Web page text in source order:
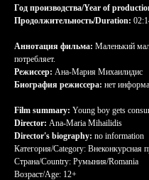
Год производства/Year of
Продолжительность/Duration:
Аннотация фильма: Маленький
потребляет.
Режиссер: Ана-Мария Михаилидис
Биография режиссера: нет
Film summary: Young boy gets
Director: Ana-Maria Mihailidis
Director's biography: no information
Категория/Category: Внеконкурсная
Страна/Country: Румыния/Romania
Возраст/Age: 12+